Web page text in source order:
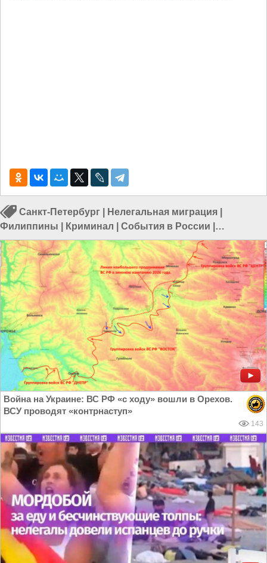
Санкт-Петербург Нелегальная миграция
Филиппины
Криминал События в России
Происшествия в России|Происшествия в СПБ
Война на Украине: ВС РФ «с ходу» вошли в Орехов.
ВСУ проводят «контрнаступ»
143